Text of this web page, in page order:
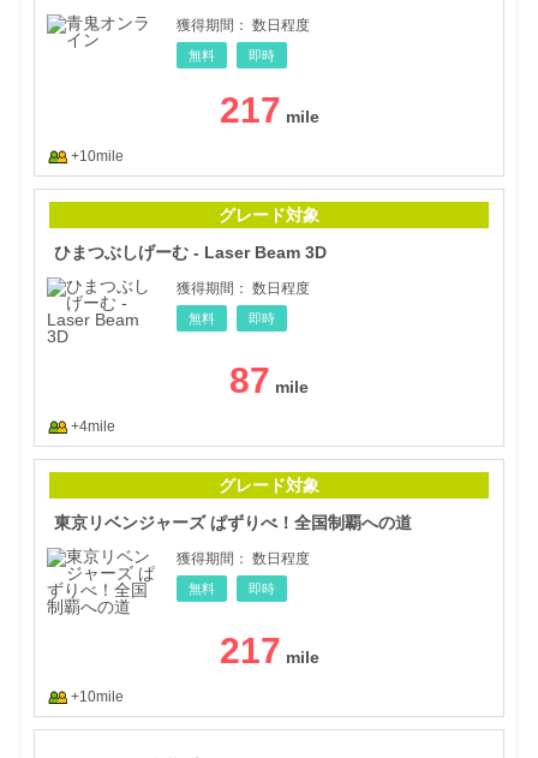
獲得期間： 数日程度
無料 即時
217
+10mile
グレード対象
ひまつぶしげーむ - Laser Beam 3D
獲得期間： 数日程度
無料 即時
87
+4mile
グレード対象
東京リベンジャーズ ぱずりべ！全国制覇への道
獲得期間： 数日程度
無料 即時
217
+10mile